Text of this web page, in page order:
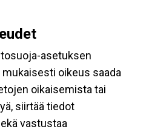
asetuksen
oikeus saada
oikaisemista tai
siirtää tiedot
vastustaa